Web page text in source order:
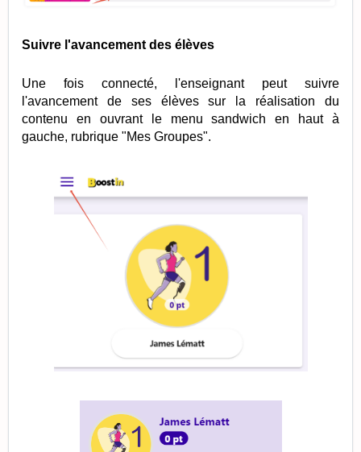
Suivre l'avancement des élèves
Une fois connecté, l'enseignant peut suivre
l'avancement de ses élèves sur la réalisation du
contenu en ouvrant le menu sandwich en haut à
gauche, rubrique "Mes Groupes".